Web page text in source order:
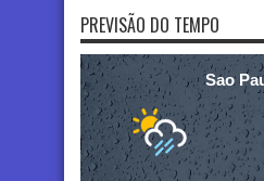
PREVISÃO DO TEMPO
Sao